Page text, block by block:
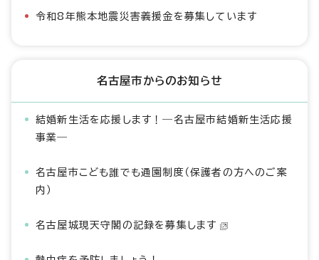
令和8年熊本地震災害義援金を募集しています
名古屋市からのお知らせ
結婚新生活を応援します！―名古屋市結婚新生活応援
事業―
名古屋市こども誰でも通園制度（保護者の方へのご案
内）
名古屋城現天守閣の記録を募集します